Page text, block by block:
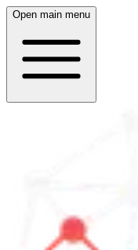
Open main menu